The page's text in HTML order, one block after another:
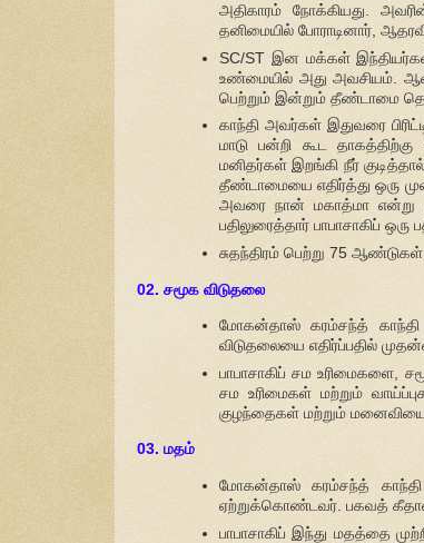
அதிகாரம் நோக்கியது.
தனிமையில் போராடினார்,
SC/ST இன மக்கள் இந்தியர்கள்
உண்மையில் அது அவசியம்.
பெற்றும் இன்றும் தீண்டாமை
காந்தி அவர்கள் இதுவரை
மாடு பன்றி கூட
மனிதர்கள் இறங்கி நீர்
தீண்டாமையை எதிர்த்து ஒரு
அவரை நான் மகாத்மா என்று
பதிலுரைத்தார் பாபாசாகிப் ஒரு
சுதந்திரம் பெற்று 75
02. சமூக விடுதலை
மோகன்தாஸ் கரம்சந்த் காந்தி
விடுதலையை எதிர்ப்பதில்
பாபாசாகிப் சம உரிமைகளை,
சம உரிமைகள் மற்றும்
குழந்தைகள் மற்றும்
03. மதம்
மோகன்தாஸ் கரம்சந்த்
ஏற்றுக்கொண்டவர். பகவத்
பாபாசாகிப் இந்து மதத்தை